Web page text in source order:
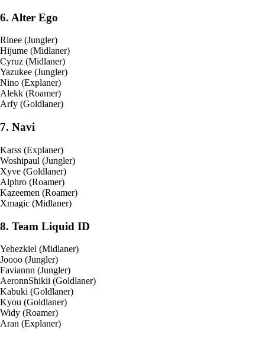
6. Alter Ego
Rinee (Jungler)
Hijume (Midlaner)
Cyruz (Midlaner)
Yazukee (Jungler)
Nino (Explaner)
Alekk (Roamer)
Arfy (Goldlaner)
7. Navi
Karss (Explaner)
Woshipaul (Jungler)
Xyve (Goldlaner)
Alphro (Roamer)
Kazeemen (Roamer)
Xmagic (Midlaner)
8. Team Liquid ID
Yehezkiel (Midlaner)
Joooo (Jungler)
Faviannn (Jungler)
AeronnShikii (Goldlaner)
Kabuki (Goldlaner)
Kyou (Goldlaner)
Widy (Roamer)
Aran (Explaner)